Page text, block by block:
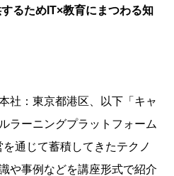
るためIT×教育にまつわる知
社：東京都港区、以下「キャ
ラーニングプラットフォーム
を通じて蓄積してきたテクノ
や事例などを講座形式で紹介